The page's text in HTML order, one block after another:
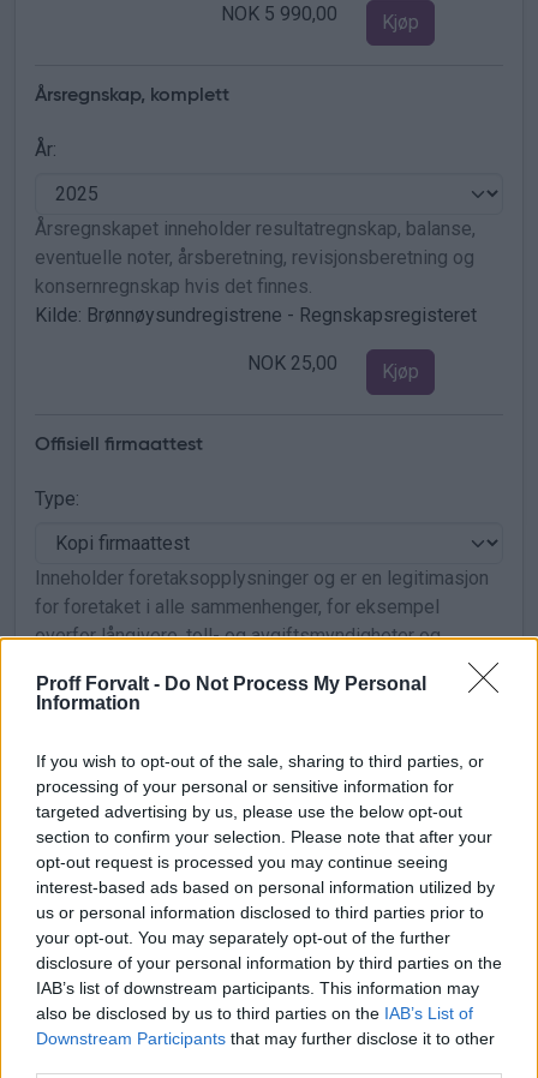
Proff Forvalt - Do Not Process My Personal
Information
If you wish to opt-out of the sale, sharing to third parties, or
processing of your personal or sensitive information for
targeted advertising by us, please use the below opt-out
section to confirm your selection. Please note that after your
opt-out request is processed you may continue seeing
interest-based ads based on personal information utilized by
us or personal information disclosed to third parties prior to
your opt-out. You may separately opt-out of the further
disclosure of your personal information by third parties on the
IAB’s list of downstream participants. This information may
also be disclosed by us to third parties on the IAB’s List of
Downstream Participants that may further disclose it to other
NOK 5 990,00 Kjøp
Årsregnskap, komplett
År:
Årsregnskapet inneholder resultatregnskap, balanse,
eventuelle noter, årsberetning, revisjonsberetning og
konsernregnskap hvis det finnes.
Kilde: Brønnøysundregistrene - Regnskapsregisteret
NOK 25,00 Kjøp
Offisiell firmaattest
Type:
Inneholder foretaksopplysninger og er en legitimasjon
for foretaket i alle sammenhenger, for eksempel
overfor långivere, toll- og avgiftsmyndigheter og
opplysninger som "Kopi firmaattest".
NOK 25,00 Kjøp
Foretaksopplysninger
Inneholder sentrale opplysninger om foretak reg i
foretaksregisteret. Organisasjonsnummer,
organisasjonsform, stiftelsesdato, navn,
forretningsadresse, kapital, innbetalingsforhold,
rolleoversikt (styret), signatur, prokura, revisor,
næringsformål etc.
Kilde: Brønnøysundregistrene - Foretaksregisteret